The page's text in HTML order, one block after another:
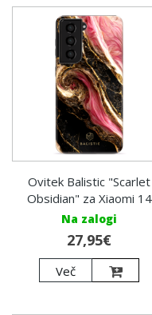
Ovitek Balistic "Scarlet
Obsidian" za Xiaomi 14
Na zalogi
27,95€
Več